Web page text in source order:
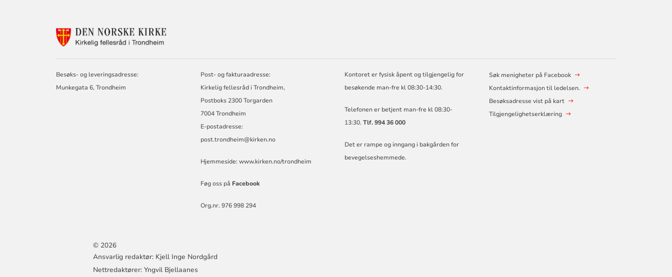
KONTAKTINFORMASJON
TRONDHEIM
Besøks- og leveringsadresse:
Munkegata 6, Trondheim
Post- og fakturaadresse:
Kirkelig fellesråd i Trondheim,
Postboks 2300 Torgarden
7004 Trondheim
E-postadresse:
post.trondheim@kirken.no
Hjemmeside: www.kirken.no/trondheim
Føg oss på Facebook
Org.nr. 976 998 294
Kontoret er fysisk åpent og tilgjengelig for
besøkende man-fre kl 08:30-14:30.
Telefonen er betjent man-fre kl 08:30-
13:30.Tlf. 994 36 000
Det er rampe og inngang i bakgården for
bevegelseshemmede.
Søk menigheter på Facebook
Kontaktinformasjon til ledelsen.
Besøksadresse vist på kart
Tilgjengelighetserklæring
© 2026
Ansvarlig redaktør: Kjell Inge Nordgård
Nettredaktører:Yngvil Bjellaanes